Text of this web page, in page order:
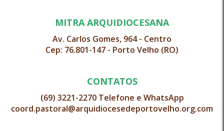
MITRA ARQUIDIOCESANA
Av. Carlos Gomes, 964 - Centro
Cep: 76.801-147 - Porto Velho (RO)
CONTATOS
(69) 3221-2270 Telefone e WhatsApp
coord.pastoral@arquidiocesedeportovelho.org.com